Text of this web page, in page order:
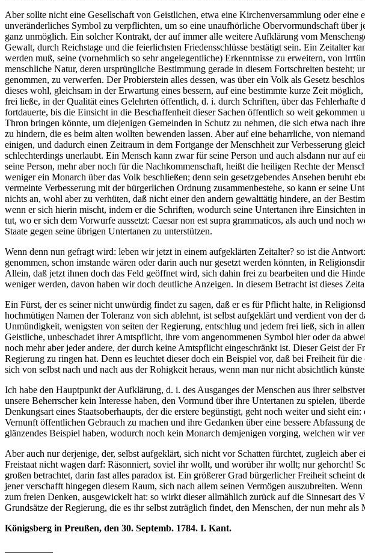
Aber sollte nicht eine Gesellschaft von Geistlichen, etwa eine Kirchenversammlung oder
unveränderliches Symbol zu verpflichten, um so eine unaufhörliche Obervormundschaft
ganz unmöglich. Ein solcher Kontrakt, der auf immer alle weitere Aufklärung vom
Gewalt, durch Reichstage und die feierlichsten Friedensschlüsse bestätigt sein. Ein Zeitalter
werden muß, seine (vornehmlich so sehr angelegentliche) Erkenntnisse zu erweitern, von
menschliche Natur, deren ursprüngliche Bestimmung gerade in diesem Fortschreiten
genommen, zu verwerfen. Der Probierstein alles dessen, was über ein Volk als Gesetz
dieses wohl, gleichsam in der Erwartung eines bessern, auf eine bestimmte kurze Zeit
frei ließe, in der Qualität eines Gelehrten öffentlich, d. i. durch Schriften, über das
fortdauerte, bis die Einsicht in die Beschaffenheit dieser Sachen öffentlich so weit
Thron bringen könnte, um diejenigen Gemeinden in Schutz zu nehmen, die sich etwa nach
zu hindern, die es beim alten wollten bewenden lassen. Aber auf eine beharrliche, von
einigen, und dadurch einen Zeitraum in dem Fortgange der Menschheit zur Verbesserung
schlechterdings unerlaubt. Ein Mensch kann zwar für seine Person und auch alsdann nur
seine Person, mehr aber noch für die Nachkommenschaft, heißt die heiligen Rechte der
weniger ein Monarch über das Volk beschließen; denn sein gesetzgebendes Ansehen beruht
vermeinte Verbesserung mit der bürgerlichen Ordnung zusammenbestehe, so kann er seine
nichts an, wohl aber zu verhüten, daß nicht einer den andern gewalttätig hindere, an der
wenn er sich hierin mischt, indem er die Schriften, wodurch seine Untertanen ihre Einsichten
tut, wo er sich dem Vorwurfe aussetzt: Caesar non est supra grammaticos, als auch und
Staate gegen seine übrigen Untertanen zu unterstützen.
Wenn denn nun gefragt wird: leben wir jetzt in einem aufgeklärten Zeitalter? so ist die
genommen, schon imstande wären oder darin auch nur gesetzt werden könnten, in
Allein, daß jetzt ihnen doch das Feld geöffnet wird, sich dahin frei zu bearbeiten und die
weniger werden, davon haben wir doch deutliche Anzeigen. In diesem Betracht ist dieses
Ein Fürst, der es seiner nicht unwürdig findet zu sagen, daß er es für Pflicht halte, in
hochmütigen Namen der Toleranz von sich ablehnt, ist selbst aufgeklärt und verdient von der
Unmündigkeit, wenigsten von seiten der Regierung, entschlug und jedem frei ließ, sich in
Geistliche, unbeschadet ihrer Amtspflicht, ihre vom angenommenen Symbol hier oder da
noch mehr aber jeder andere, der durch keine Amtspflicht eingeschränkt ist. Dieser Geist der
Regierung zu ringen hat. Denn es leuchtet dieser doch ein Beispiel vor, daß bei Freiheit für
sich von selbst nach und nach aus der Rohigkeit heraus, wenn man nur nicht absichtlich
Ich habe den Hauptpunkt der Aufklärung, d. i. des Ausganges der Menschen aus ihrer
unsere Beherrscher kein Interesse haben, den Vormund über ihre Untertanen zu spielen,
Denkungsart eines Staatsoberhaupts, der die erstere begünstigt, geht noch weiter und sieht
Vernunft öffentlichen Gebrauch zu machen und ihre Gedanken über eine bessere
glänzendes Beispiel haben, wodurch noch kein Monarch demjenigen vorging, welchen wir
Aber auch nur derjenige, der, selbst aufgeklärt, sich nicht vor Schatten fürchtet, zugleich
Freistaat nicht wagen darf: Räsonniert, soviel ihr wollt, und worüber ihr wollt; nur gehorcht!
großen betrachtet, darin fast alles paradox ist. Ein größerer Grad bürgerlicher Freiheit
jener verschafft hingegen diesem Raum, sich nach allem seinen Vermögen auszubreiten.
zum freien Denken, ausgewickelt hat: so wirkt dieser allmählich zurück auf die Sinnesart
Grundsätze der Regierung, die es ihr selbst zuträglich findet, den Menschen, der nun mehr
Königsberg in Preußen, den 30. Septemb. 1784. I. Kant.